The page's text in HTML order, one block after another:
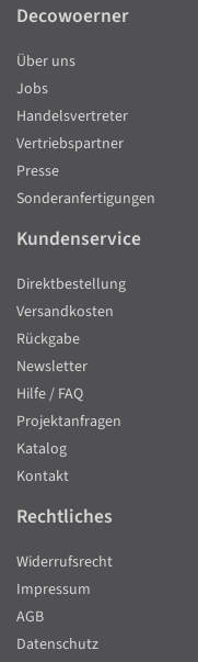
Decowoerner
Über uns
Jobs
Handelsvertreter
Vertriebspartner
Presse
Sonderanfertigungen
Kundenservice
Direktbestellung
Versandkosten
Rückgabe
Newsletter
Hilfe / FAQ
Projektanfragen
Katalog
Kontakt
Rechtliches
Widerrufsrecht
Impressum
AGB
Datenschutz